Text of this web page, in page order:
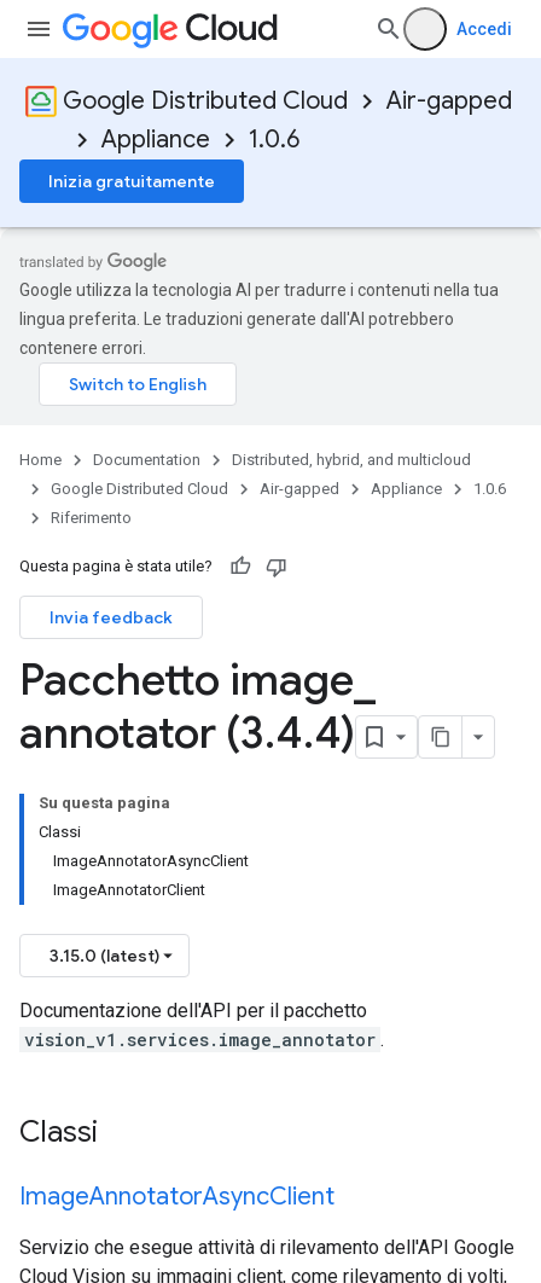
Accedi
Google Distributed Cloud
Air-gapped
Appliance
1.0.6
Inizia gratuitamente
Google utilizza la tecnologia AI per tradurre i contenuti nella tua
lingua preferita. Le traduzioni generate dall'AI potrebbero
contenere errori.
Home Documentation
Distributed, hybrid, and multicloud
Google Distributed Cloud
Air-gapped Appliance
1.0.6
Riferimento
Questa pagina è stata utile?
Invia feedback
Pacchetto image
annotator (3.4.4)
Su questa pagina
Classi
ImageAnnotatorAsyncClient
ImageAnnotatorClient
3.15.0 (latest)
Documentazione dell'API per il pacchetto
vision_v1.services.image_annotator .
Classi
ImageAnnotatorAsyncClient
Servizio che esegue attività di rilevamento dell'API Google
Cloud Vision su immagini client, come rilevamento di volti,